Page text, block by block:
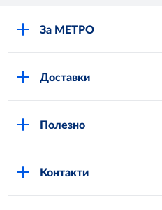
За МЕТРО
METRO AG
Доставки
Полезно
Контакти